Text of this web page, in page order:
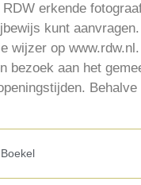
erkende
kunt
wijzer op
bezoek aan het
Boekel